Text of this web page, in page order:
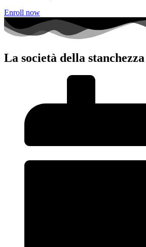
Enroll now
La società della